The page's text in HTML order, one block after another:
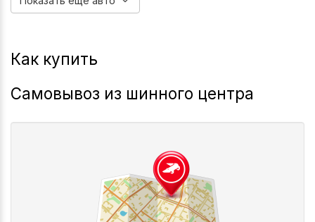
Как купить
Самовывоз из шинного центра